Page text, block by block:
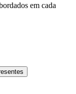
em cada